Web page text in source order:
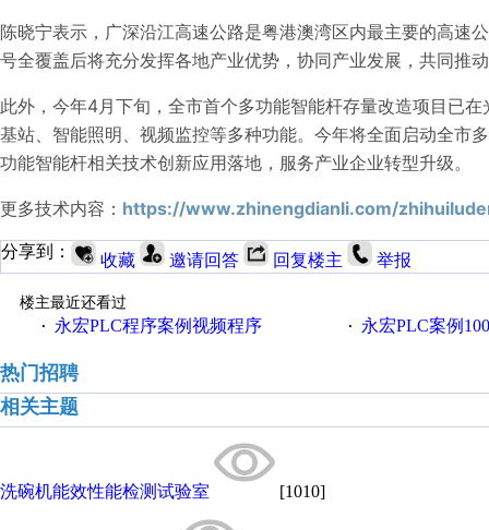
陈晓宁表示，广深沿江高速公路是粤港澳湾区内最主要的高速
号全覆盖后将充分发挥各地产业优势，协同产业发展，共同推
此外，今年4月下旬，全市首个多功能智能杆存量改造项目已
基站、智能照明、视频监控等多种功能。今年将全面启动全市
功能智能杆相关技术创新应用落地，服务产业企业转型升级。
更多技术内容： https://www.zhinengdianli.com/
分享到： 收藏 邀请回答 回复楼主 举报
楼主最近还看过
·
永宏PLC程序案例视频程序 · 永宏PLC案例
热门招聘
相关主题
洗碗机能效性能检测试验室 [1010]